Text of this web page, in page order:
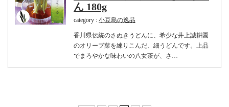
ん 180g
category : 小豆島の逸品
香川県伝統のさぬきうどんに、希少な井上誠耕園
のオリーブ葉を練りこんだ、細うどんです。上品
でまろやかな味わいの八女茶が、さ…